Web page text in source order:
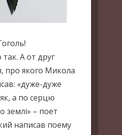
так. А от друг
про якого Микола
«дуже-дуже
а по серцю
землі» – поет
написав поему